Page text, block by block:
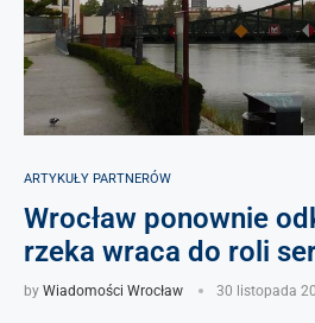
ARTYKUŁY PARTNERÓW
Wrocław ponownie
rzeka wraca do roli
by Wiadomości Wrocław 30 listopada